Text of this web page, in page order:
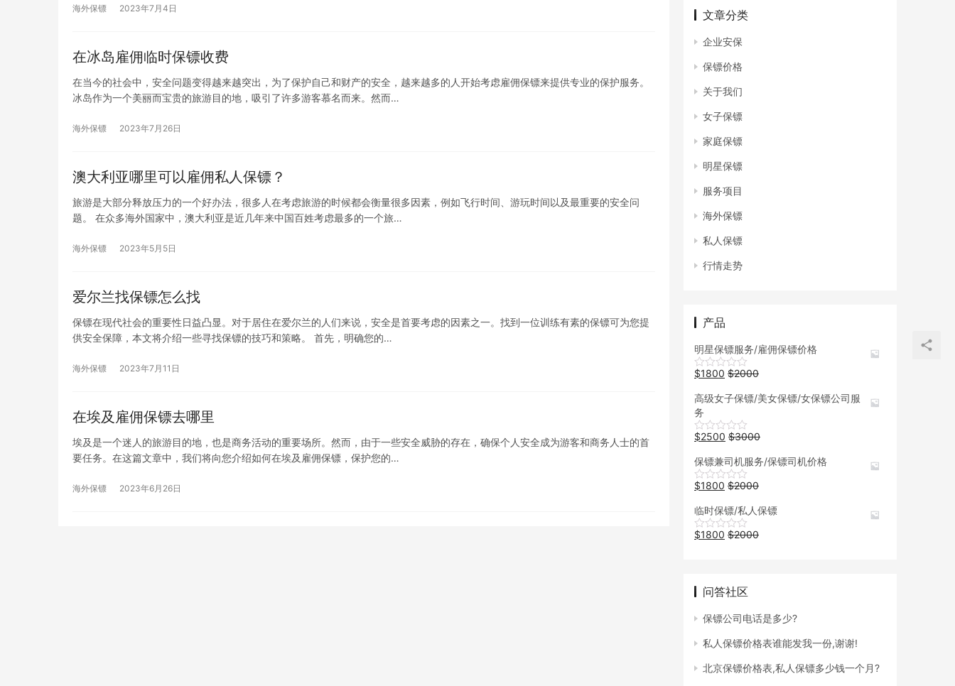
海外保镖 2023年7月4日
在冰岛雇佣临时保镖收费
在当今的社会中，安全问题变得越来越突出，为了保护自己和财产的安全，越来越多的人开始考虑雇佣保镖来提供专业的保护服务。
冰岛作为一个美丽而宝贵的旅游目的地，吸引了许多游客慕名而来。然而…
海外保镖 2023年7月26日
澳大利亚哪里可以雇佣私人保镖？
旅游是大部分释放压力的一个好办法，很多人在考虑旅游的时候都会衡量很多因素，例如飞行时间、游玩时间以及最重要的安全问
题。 在众多海外国家中，澳大利亚是近几年来中国百姓考虑最多的一个旅…
海外保镖 2023年5月5日
爱尔兰找保镖怎么找
保镖在现代社会的重要性日益凸显。对于居住在爱尔兰的人们来说，安全是首要考虑的因素之一。找到一位训练有素的保镖可为您提
供安全保障，本文将介绍一些寻找保镖的技巧和策略。 首先，明确您的…
海外保镖 2023年7月11日
在埃及雇佣保镖去哪里
埃及是一个迷人的旅游目的地，也是商务活动的重要场所。然而，由于一些安全威胁的存在，确保个人安全成为游客和商务人士的首
要任务。在这篇文章中，我们将向您介绍如何在埃及雇佣保镖，保护您的…
海外保镖 2023年6月26日
文章分类
企业安保
保镖价格
关于我们
女子保镖
家庭保镖
明星保镖
服务项目
海外保镖
私人保镖
行情走势
产品
明星保镖服务/雇佣保镖价格
$1800 $2000
高级女子保镖/美女保镖/女保镖公司服
务
$2500 $3000
保镖兼司机服务/保镖司机价格
$1800 $2000
临时保镖/私人保镖
$1800 $2000
问答社区
保镖公司电话是多少?
私人保镖价格表谁能发我一份,谢谢!
北京保镖价格表,私人保镖多少钱一个月?